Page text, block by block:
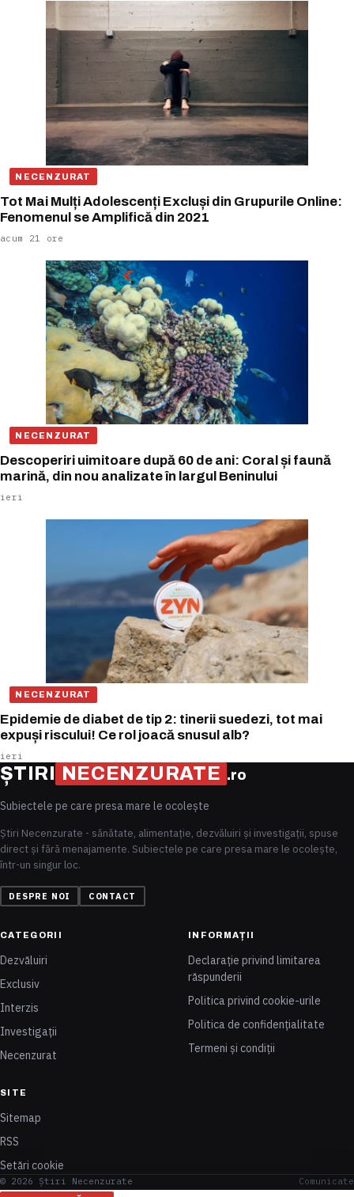
NECENZURAT
Tot Mai Mulți Adolescenți Excluși din Grupurile Online:
Fenomenul se Amplifică din 2021
acum 21 ore
NECENZURAT
Descoperiri uimitoare după 60 de ani: Coral și faună
marină, din nou analizate în largul Beninului
ieri
NECENZURAT
Epidemie de diabet de tip 2: tinerii suedezi, tot mai
expuși riscului! Ce rol joacă snusul alb?
ieri
ȘTIRI NECENZURATE .ro
Subiectele pe care presa mare le ocolește
Știri Necenzurate - sănătate, alimentație, dezvăluiri și investigații, spuse
direct și fără menajamente. Subiectele pe care presa mare le ocolește,
într-un singur loc.
DESPRE NOI CONTACT
CATEGORII
Dezvăluiri
Exclusiv
Interzis
Investigații
Necenzurat
INFORMAȚII
Declarație privind limitarea
răspunderii
Politica privind cookie-urile
Politica de confidențialitate
Termeni și condiții
SITE
Sitemap
RSS
Setări cookie
© 2026 Știri Necenzurate
Comunicate